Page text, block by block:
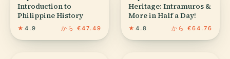
Introduction to
Philippine History
★ 4.9 から €47.49
Heritage: Intramuros &
More in Half a Day!
★ 4.8 から €64.76